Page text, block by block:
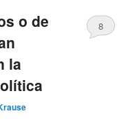
o de
la
8